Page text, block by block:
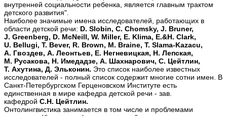
внутренней социальности ребенка, является главным трактом
детского развития".
Наиболее значимые имена исследователей, работающих в
области детcкой речи: D. Slobin, C. Chomsky, J. Bruner,
J. Greenberg, D. McNeill, W. Miller, E. Klima, E.&H. Clark,
U. Bellugi, T. Bever, R. Brown, M. Braine, T. Slama-Kazacu,
А. Гвоздев, А. Леонтьев, Е. Негневицкая, Н. Лепская,
М. Русакова, Н. Имедадзе, А. Шахнарович, С. Цейтлин,
Т. Ахутина, Д. Эльконин. Это список наиболее известных
исследователей - полный список содержит многие сотни имен. В
Санкт-Петербургском Герценовском Институте есть
единственная в мире кафедра детской речи - зав.
кафедрой С.Н. Цейтлин.
Онтолингвистика занимается в том числе и проблемами